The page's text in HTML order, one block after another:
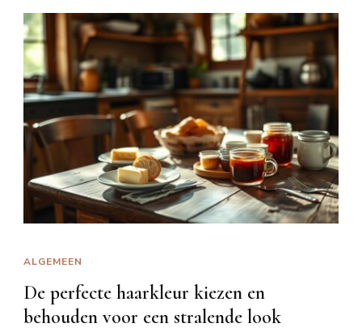
ALGEMEEN
De perfecte haarkleur kiezen en
behouden voor een stralende look